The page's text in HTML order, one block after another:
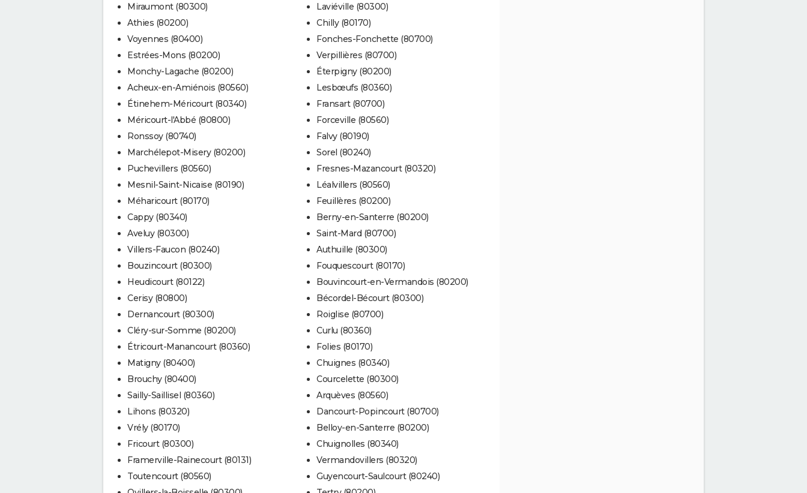
Miraumont (80300)
Athies (80200)
Voyennes (80400)
Estrées-Mons (80200)
Monchy-Lagache (80200)
Acheux-en-Amiénois (80560)
Étinehem-Méricourt (80340)
Méricourt-l'Abbé (80800)
Ronssoy (80740)
Marchélepot-Misery (80200)
Puchevillers (80560)
Mesnil-Saint-Nicaise (80190)
Méharicourt (80170)
Cappy (80340)
Aveluy (80300)
Villers-Faucon (80240)
Bouzincourt (80300)
Heudicourt (80122)
Cerisy (80800)
Dernancourt (80300)
Cléry-sur-Somme (80200)
Étricourt-Manancourt (80360)
Matigny (80400)
Brouchy (80400)
Sailly-Saillisel (80360)
Lihons (80320)
Vrély (80170)
Fricourt (80300)
Framerville-Rainecourt (80131)
Toutencourt (80560)
Laviéville (80300)
Chilly (80170)
Fonches-Fonchette (80700)
Verpillières (80700)
Éterpigny (80200)
Lesbœufs (80360)
Fransart (80700)
Forceville (80560)
Falvy (80190)
Sorel (80240)
Fresnes-Mazancourt (80320)
Léalvillers (80560)
Feuillères (80200)
Berny-en-Santerre (80200)
Saint-Mard (80700)
Authuille (80300)
Fouquescourt (80170)
Bouvincourt-en-Vermandois (80200)
Bécordel-Bécourt (80300)
Roiglise (80700)
Curlu (80360)
Folies (80170)
Chuignes (80340)
Courcelette (80300)
Arquèves (80560)
Dancourt-Popincourt (80700)
Belloy-en-Santerre (80200)
Chuignolles (80340)
Vermandovillers (80320)
Guyencourt-Saulcourt (80240)